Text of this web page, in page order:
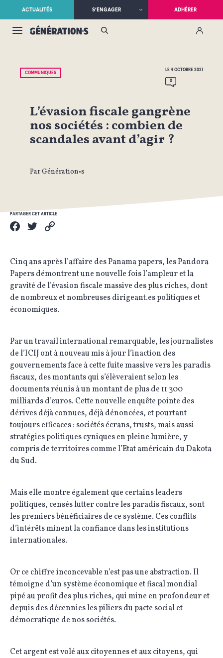
ACTUALITÉS S’ENGAGER ADHÉRER
COMMUNIQUÉS
LE 4 OCTOBRE 2021
0
L’évasion fiscale gangrène
nos sociétés : combien de
scandales avant d’agir ?
Par Génération•s
PARTAGER CET ARTICLE
Cinq ans après l’affaire des Panama papers, les Pandora
Papers démontrent une nouvelle fois l’ampleur et la
gravité de l’évasion fiscale massive des plus riches, dont
de nombreux et nombreuses dirigeant.es politiques et
économiques.
Par un travail international remarquable, les journalistes
de l’ICIJ ont à nouveau mis à jour l’inaction des
gouvernements face à cette fuite massive vers les paradis
fiscaux, des montants qui s’élèveraient selon les
documents réunis à un montant de plus de 11 300
milliards d’euros. Cette nouvelle enquête pointe des
dérives déjà connues, déjà dénoncées, et pourtant
toujours efficaces : sociétés écrans, trusts, mais aussi
stratégies politiques cyniques en pleine lumière, y
compris de territoires comme l’Etat américain du Dakota
du Sud.
Mais elle montre également que certains leaders
politiques, censés lutter contre les paradis fiscaux, sont
les premiers bénéficiaires de ce système. Ces conflits
d’intérêts minent la confiance dans les institutions
internationales.
Or ce chiffre inconcevable n’est pas une abstraction. Il
témoigne d’un système économique et fiscal mondial
pipé au profit des plus riches, qui mine en profondeur et
depuis des décennies les piliers du pacte social et
démocratique de nos sociétés.
Cet argent est volé aux citoyennes et aux citoyens, qui